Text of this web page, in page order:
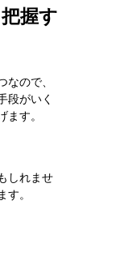
握す
なので、
段がいく
ます。
しれませ
す。